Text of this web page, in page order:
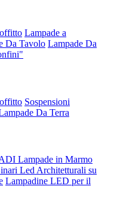
Lampade a
Da Tavolo Lampade Da
Sospensioni
Da Terra
Lampade in Marmo
Led Architetturali su
Lampadine LED per il